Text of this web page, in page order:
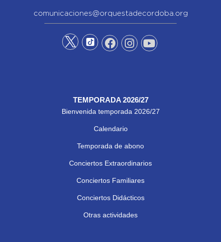
comunicaciones@orquestadecordoba.org
TEMPORADA 2026/27
Bienvenida temporada 2026/27
Calendario
Temporada de abono
Conciertos Extraordinarios
Conciertos Familiares
Conciertos Didácticos
Otras actividades